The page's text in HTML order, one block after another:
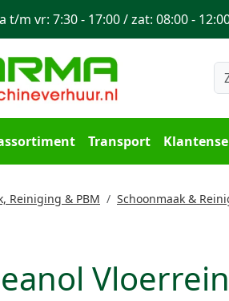
Transport
m vr: 7:30 - 17:00 / zat: 08:00 -
Reiniging & PBM Schoonmaak &